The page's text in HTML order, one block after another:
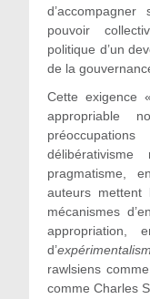
pouvoir
politique d’un
de la
Cette exigence
appropriable
pragmatisme,
auteurs mettent
mécanismes
d’
rawlsiens
comme Charles